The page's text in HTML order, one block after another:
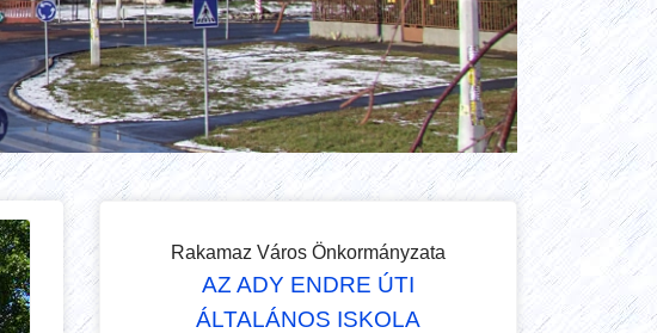
Rakamaz Város Önkormányzata
AZ ADY ENDRE ÚTI
ÁLTALÁNOS ISKOLA